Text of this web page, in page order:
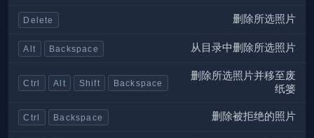
Delete 删除所选照片
Alt Backspace 从目录中删除所选照片
Ctrl Alt Shift Backspace
删除所选照片并移至废
纸篓
Ctrl Backspace 删除被拒绝的照片